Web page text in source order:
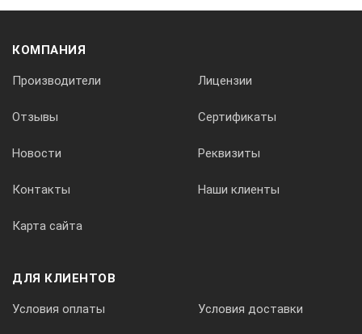
КОМПАНИЯ
Производители Лицензии
Отзывы Сертификаты
Новости Реквизиты
Контакты Наши клиенты
Карта сайта
ДЛЯ КЛИЕНТОВ
Условия оплаты Условия доставки